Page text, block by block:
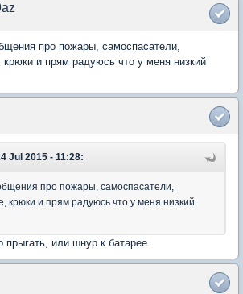
про пожары, самоспасатели,
и прям радуюсь что у меня низкий
Jul 2015 - 11:28:
про пожары, самоспасатели,
крюки и прям радуюсь что у меня низкий
или шнур к батарее